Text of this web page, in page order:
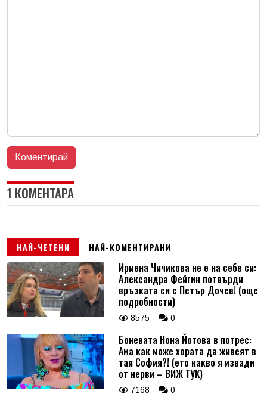
1 КОМЕНТАРА
НАЙ-ЧЕТЕНИ НАЙ-КОМЕНТИРАНИ
Ирмена Чичикова не е на себе си:
Александра Фейгин потвърди
връзката си с Петър Дочев! (още
подробности)
8575 0
Боневата Нона Йотова в потрес:
Ама как може хората да живеят в
тая София?! (ето какво я извади
от нерви – ВИЖ ТУК)
7168 0